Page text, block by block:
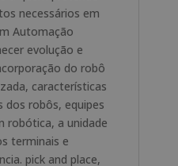
necessários em
Automação
evolução e
do robô
características
dos robôs, equipes
robótica, a unidade
terminais e
pick and place,